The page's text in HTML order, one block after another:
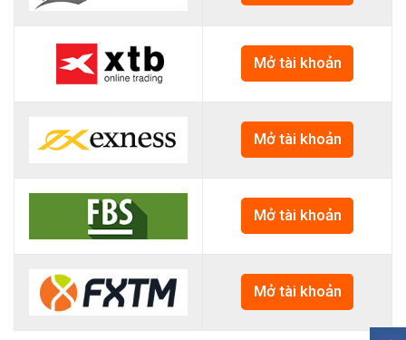
Mở tài khoản
Mở tài khoản
Mở tài khoản
Mở tài khoản